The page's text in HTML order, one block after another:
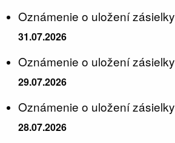
Oznámenie o uložení zásielky
31.07.2026
Oznámenie o uložení zásielky
29.07.2026
Oznámenie o uložení zásielky
28.07.2026